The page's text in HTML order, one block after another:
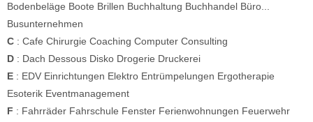
Bodenbeläge Boote Brillen Buchhaltung Buchhandel Büro...
Busunternehmen
C : Cafe Chirurgie Coaching Computer Consulting
D : Dach Dessous Disko Drogerie Druckerei
E : EDV Einrichtungen Elektro Entrümpelungen Ergotherapie
Esoterik Eventmanagement
F : Fahrräder Fahrschule Fenster Ferienwohnungen Feuerwehr